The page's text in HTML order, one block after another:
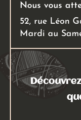
Nous vous
52, rue Léon
Mardi au